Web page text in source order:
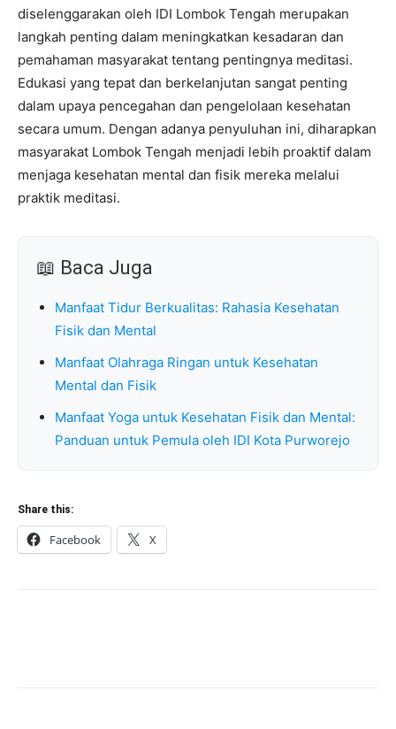
diselenggarakan oleh IDI Lombok Tengah merupakan
langkah penting dalam meningkatkan kesadaran dan
pemahaman masyarakat tentang pentingnya meditasi.
Edukasi yang tepat dan berkelanjutan sangat penting
dalam upaya pencegahan dan pengelolaan kesehatan
secara umum. Dengan adanya penyuluhan ini, diharapkan
masyarakat Lombok Tengah menjadi lebih proaktif dalam
menjaga kesehatan mental dan fisik mereka melalui
praktik meditasi.
📖 Baca Juga
Manfaat Tidur Berkualitas: Rahasia Kesehatan
Fisik dan Mental
Manfaat Olahraga Ringan untuk Kesehatan
Mental dan Fisik
Manfaat Yoga untuk Kesehatan Fisik dan Mental:
Panduan untuk Pemula oleh IDI Kota Purworejo
Share this:
Facebook X